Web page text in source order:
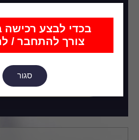
בכדי לבצע רכישה
צורך להתחבר /
סגור
הירשם